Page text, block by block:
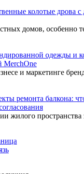
колотые дрова с
домов, особенно
одежды и
MerchOne
и маркетинге
ремонта балкона:
жилого пространства